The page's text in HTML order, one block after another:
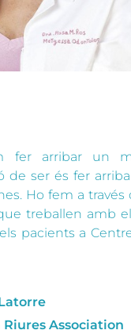
fer arribar un
de ser és fer
Ho fem a través
treballen amb
pacients a
Association